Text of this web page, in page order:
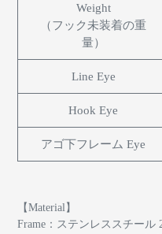
Weight
（フック未装着の重
量）
Line Eye
Hook Eye
アゴ下フレーム Eye
【Material】
Frame：ステンレススチール